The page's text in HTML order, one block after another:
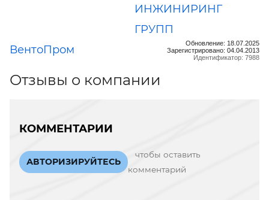
ИНЖИНИРИНГ
ГРУПП
ВентоПром
Обновление: 18.07.2025
Зарегистрировано: 04.04.2013
Идентификатор: 7988
Отзывы о компании
КОММЕНТАРИИ
АВТОРИЗИРУЙТЕСЬ
чтобы оставить
комментарий